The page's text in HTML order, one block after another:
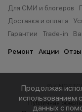
Для СМИ и блогеров
Доставка и оплата
Гарантии
Trade-in
Ремонт Акции
©
Публичная оферта
Продолжая
использованием
данных с